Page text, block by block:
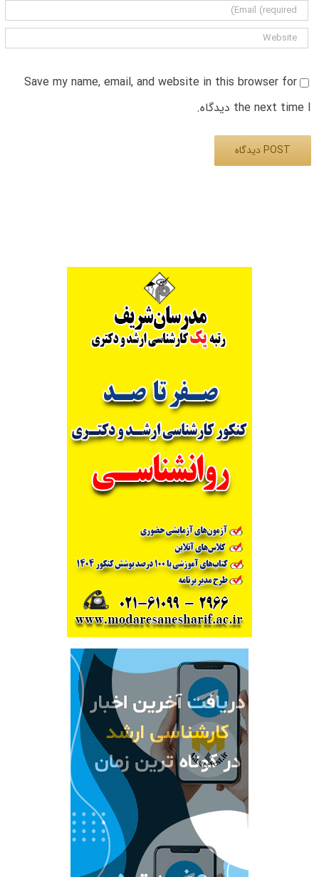
Save my name, email, and website in this browser for
the next time I دیدگاه.